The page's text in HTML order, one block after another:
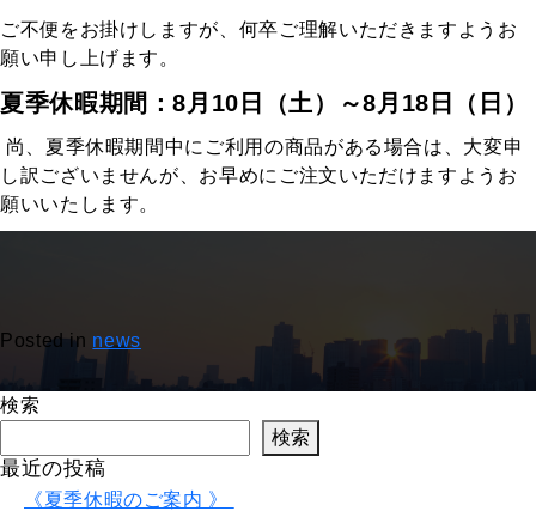
ご不便をお掛けしますが、何卒ご理解いただきますようお
願い申し上げます。
夏季休暇期間：8月10日（土）～8月18日（日）
尚、夏季休暇期間中にご利用の商品がある場合は、大変申
し訳ございませんが、お早めにご注文いただけますようお
願いいたします。
Posted in news
検索
検索
最近の投稿
《夏季休暇のご案内 》